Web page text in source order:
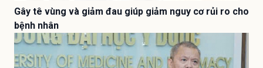
Gây tê vùng và giảm đau giúp giảm nguy cơ rủi ro cho
bệnh nhân